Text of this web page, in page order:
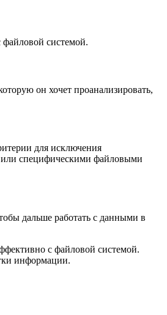
системой.
он хочет проанализировать,
для исключения
или специфическими файловыми
дальше работать с данными в
с файловой системой.
информации.